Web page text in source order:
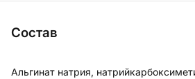
Состав
Альгинат натрия,